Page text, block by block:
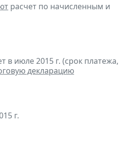
расчет по начисленным и
июле 2015 г. (срок платежа,
декларацию
г.